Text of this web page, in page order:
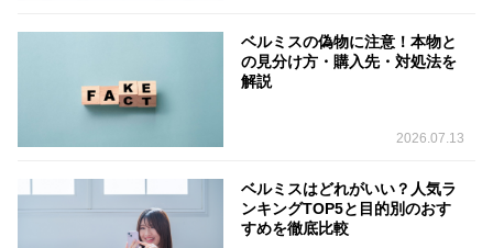
ベルミスの偽物に注意！本物と
の見分け方・購入先・対処法を
解説
2026.07.13
ベルミスはどれがいい？人気ラ
ンキングTOP5と目的別のおす
すめを徹底比較